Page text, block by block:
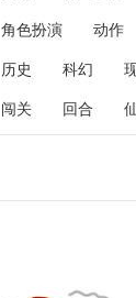
角色扮演 动作
恋爱 第三人称
历史 科幻
闯关 回合